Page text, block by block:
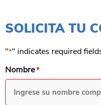
SOLICITA TU
"*" indicates required
Nombre*